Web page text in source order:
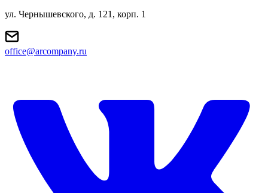
ул. Чернышевского, д. 121, корп. 1
office@arcompany.ru